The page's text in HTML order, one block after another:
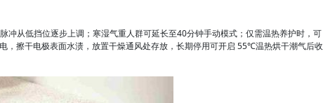
从低挡位逐步上调；寒湿气重人群可延长至40分钟手动模式；仅需温热养护时，可
，擦干电极表面水渍，放置干燥通风处存放，长期停用可开启 55℃温热烘干潮气后收